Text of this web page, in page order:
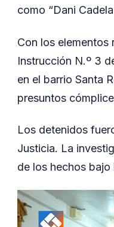
como “Dani
Con los elementos
Instrucción N.º 3
en el barrio Santa
presuntos
Los detenidos
Justicia. La
de los hechos